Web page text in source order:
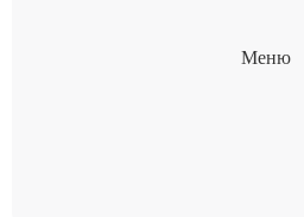
Меню